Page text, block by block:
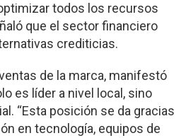
todos los recursos
que el sector financiero
crediticias.
de la marca, manifestó
es líder a nivel local, sino
“Esta posición se da gracias
en tecnología, equipos de